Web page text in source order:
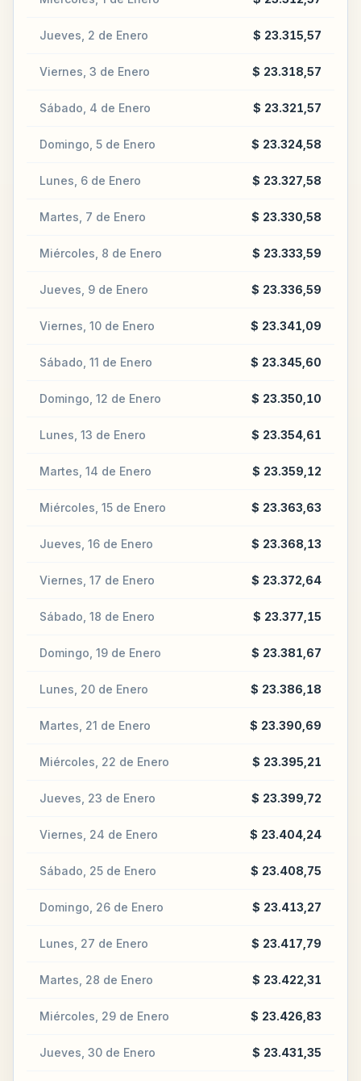
Jueves, 2 de Enero $ 23.315,57
Viernes, 3 de Enero $ 23.318,57
Sábado, 4 de Enero $ 23.321,57
Domingo, 5 de Enero $ 23.324,58
Lunes, 6 de Enero $ 23.327,58
Martes, 7 de Enero $ 23.330,58
Miércoles, 8 de Enero $ 23.333,59
Jueves, 9 de Enero $ 23.336,59
Viernes, 10 de Enero $ 23.341,09
Sábado, 11 de Enero $ 23.345,60
Domingo, 12 de Enero $ 23.350,10
Lunes, 13 de Enero $ 23.354,61
Martes, 14 de Enero $ 23.359,12
Miércoles, 15 de Enero $ 23.363,63
Jueves, 16 de Enero $ 23.368,13
Viernes, 17 de Enero $ 23.372,64
Sábado, 18 de Enero $ 23.377,15
Domingo, 19 de Enero $ 23.381,67
Lunes, 20 de Enero $ 23.386,18
Martes, 21 de Enero $ 23.390,69
Miércoles, 22 de Enero $ 23.395,21
Jueves, 23 de Enero $ 23.399,72
Viernes, 24 de Enero $ 23.404,24
Sábado, 25 de Enero $ 23.408,75
Domingo, 26 de Enero $ 23.413,27
Lunes, 27 de Enero $ 23.417,79
Martes, 28 de Enero $ 23.422,31
Miércoles, 29 de Enero $ 23.426,83
Jueves, 30 de Enero $ 23.431,35